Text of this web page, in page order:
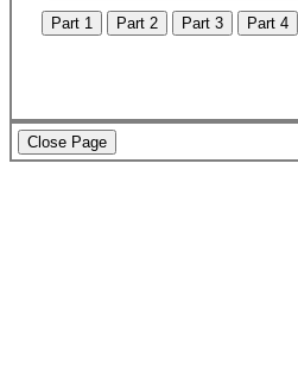
Part 1 Part 2 Part 3 Part 4
Close Page